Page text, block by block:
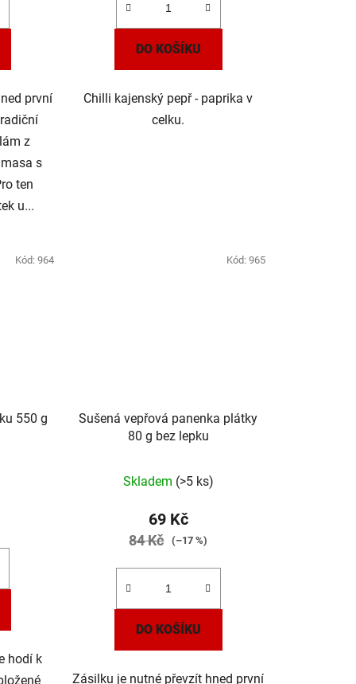
první
z
s
ten
u...
DO KOŠÍKU
Chilli kajenský pepř - paprika v
celku.
550 g
hodí k
Kód: 964
Sušená vepřová panenka plátky
80 g bez lepku
Skladem (>5 ks)
69 Kč
84 Kč (–17 %)
DO KOŠÍKU
Zásilku je nutné převzít hned první
Kód: 965